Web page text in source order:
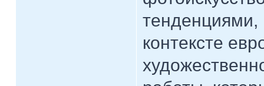
тенденциями,
контексте